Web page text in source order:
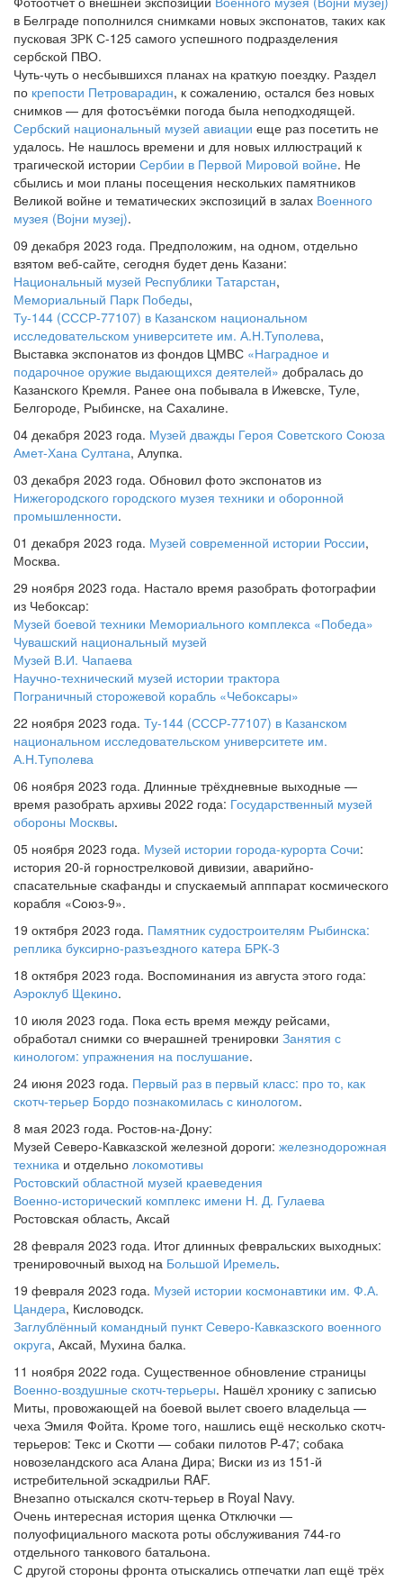
в Белграде пополнился снимками новых экспонатов, таких как
пусковая ЗРК С-125 самого успешного подразделения
сербской ПВО.
Чуть-чуть о несбывшихся планах на краткую поездку. Раздел
по крепости Петроварадин, к сожалению, остался без новых
снимков — для фотосъёмки погода была неподходящей.
Сербский национальный музей авиации еще раз посетить не
удалось. Не нашлось времени и для новых иллюстраций к
трагической истории Сербии в Первой Мировой войне. Не
сбылись и мои планы посещения нескольких памятников
Великой войне и тематических экспозиций в залах Военного
музея (Војни музеј).
09 декабря 2023 года. Предположим, на одном, отдельно
взятом веб-сайте, сегодня будет день Казани:
Национальный музей Республики Татарстан,
Мемориальный Парк Победы,
Ту-144 (СССР-77107) в Казанском национальном
исследовательском университете им. А.Н.Туполева,
Выставка экспонатов из фондов ЦМВС «Наградное и
подарочное оружие выдающихся деятелей» добралась до
Казанского Кремля. Ранее она побывала в Ижевске, Туле,
Белгороде, Рыбинске, на Сахалине.
04 декабря 2023 года. Музей дважды Героя Советского Союза
Амет-Хана Султана, Алупка.
03 декабря 2023 года. Обновил фото экспонатов из
Нижегородского городского музея техники и оборонной
промышленности.
01 декабря 2023 года. Музей современной истории России,
Москва.
29 ноября 2023 года. Настало время разобрать фотографии
из Чебоксар:
Музей боевой техники Мемориального комплекса «Победа»
Чувашский национальный музей
Музей В.И. Чапаева
Научно-технический музей истории трактора
Пограничный сторожевой корабль «Чебоксары»
22 ноября 2023 года. Ту-144 (СССР-77107) в Казанском
национальном исследовательском университете им.
А.Н.Туполева
06 ноября 2023 года. Длинные трёхдневные выходные —
время разобрать архивы 2022 года: Государственный музей
обороны Москвы.
05 ноября 2023 года. Музей истории города-курорта Сочи:
история 20-й горнострелковой дивизии, аварийно-
спасательные скафанды и спускаемый апппарат космического
корабля «Союз-9».
19 октября 2023 года. Памятник судостроителям Рыбинска:
реплика буксирно-разъездного катера БРК-3
18 октября 2023 года. Воспоминания из августа этого года:
Аэроклуб Щекино.
10 июля 2023 года. Пока есть время между рейсами,
обработал снимки со вчерашней тренировки Занятия с
кинологом: упражнения на послушание.
24 июня 2023 года. Первый раз в первый класс: про то, как
скотч-терьер Бордо познакомилась с кинологом.
8 мая 2023 года. Ростов-на-Дону:
Музей Северо-Кавказской железной дороги: железнодорожная
техника и отдельно локомотивы
Ростовский областной музей краеведения
Военно-исторический комплекс имени Н. Д. Гулаева
Ростовская область, Аксай
28 февраля 2023 года. Итог длинных февральских выходных:
тренировочный выход на Большой Иремель.
19 февраля 2023 года. Музей истории космонавтики им. Ф.А.
Цандера, Кисловодск.
Заглублённый командный пункт Северо-Кавказского военного
округа, Аксай, Мухина балка.
11 ноября 2022 года. Существенное обновление страницы
Военно-воздушные скотч-терьеры. Нашёл хронику с записью
Миты, провожающей на боевой вылет своего владельца —
чеха Эмиля Фойта. Кроме того, нашлись ещё несколько скотч-
терьеров: Текс и Скотти — собаки пилотов P-47; собака
новозеландского аса Алана Дира; Виски из из 151-й
истребительной эскадрильи RAF.
Внезапно отыскался скотч-терьер в Royal Navy.
Очень интересная история щенка Отключки —
полуофициального маскота роты обслуживания 744-го
отдельного танкового батальона.
С другой стороны фронта отыскались отпечатки лап ещё трёх